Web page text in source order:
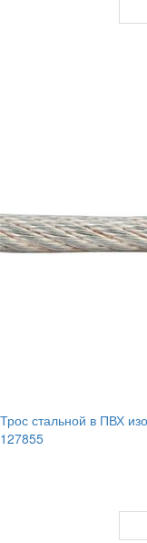
Трос стальной в ПВХ
127855